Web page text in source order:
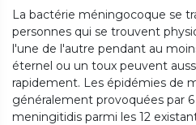
La bactérie méningocoque se
personnes qui se trouvent
l'une de l'autre pendant au
éternel ou un toux peuvent
rapidement. Les épidémies de
généralement provoquées par
meningitidis parmi les 12